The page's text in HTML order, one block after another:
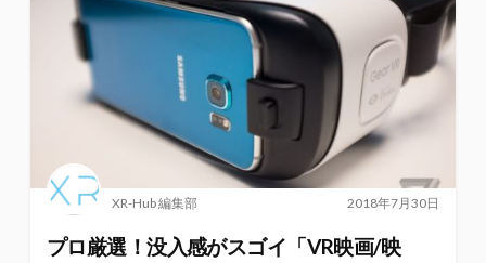
2018年7月30日
XR-Hub 編集部
プロ厳選！没入感がスゴイ「VR映画/映